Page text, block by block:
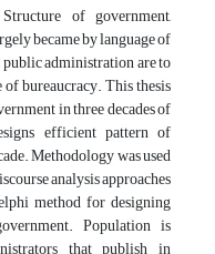
of government,
became by language of
administration are to
of bureaucracy. This thesis
in three decades of
efficient pattern of
Methodology was used
analysis approaches
method for designing
Population is